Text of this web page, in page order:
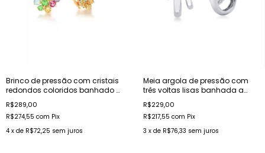
Brinco de pressão com cristais
redondos coloridos banhado a
ouro
R$289,00
R$274,55 com Pix
4 x de R$72,25 sem juros
Meia argola de pressão com
três voltas lisas banhada a
ródio
R$229,00
R$217,55 com Pix
3 x de R$76,33 sem juros